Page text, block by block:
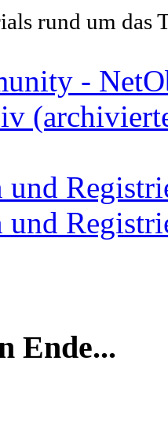
rund um das
-
und
und
Ende...